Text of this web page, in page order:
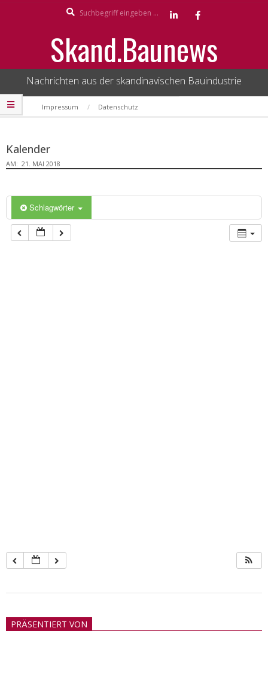
Skand.Baunews
Nachrichten aus der skandinavischen Bauindustrie
Secondary
Navigation
Impressum Datenschutz
Kalender
AM: 21. MAI 2018
Schlagwörter
21
PRÄSENTIERT VON